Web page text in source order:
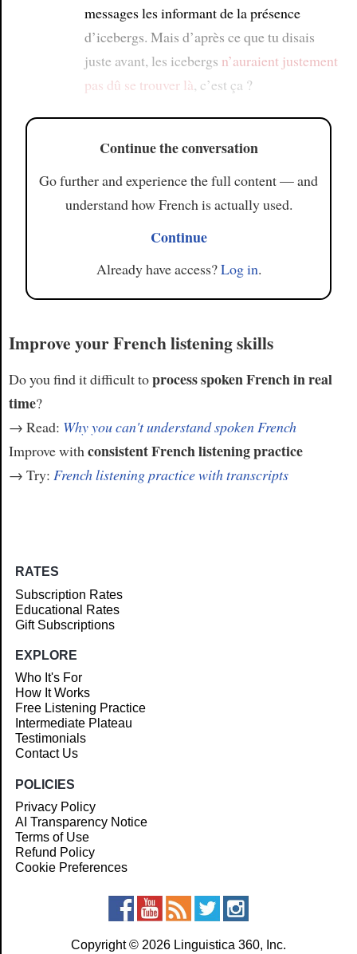
messages les informant de la présence
d’icebergs. Mais d’après ce que tu disais
juste avant, les icebergs n’auraient justement
pas dû se trouver là, c’est ça ?
Continue the conversation
Go further and experience the full content — and
understand how French is actually used.
Continue
Already have access?Log in.
Improve your French listening skills
Do you find it difficult toprocess spoken French in real
time?
→ Read: Why you can't understand spoken French
Improve withconsistent French listening practice
→ Try: French listening practice with transcripts
RATES
Subscription Rates
Educational Rates
Gift Subscriptions
EXPLORE
Who It's For
How It Works
Free Listening Practice
Intermediate Plateau
Testimonials
Contact Us
POLICIES
Privacy Policy
AI Transparency Notice
Terms of Use
Refund Policy
Cookie Preferences
Copyright © 2026 Linguistica 360, Inc.